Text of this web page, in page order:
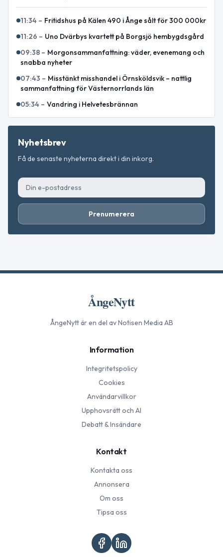
11:34 – Fritidshus på Kälen 490 i Ånge sålt för 300 000kr
11:26 – Uno Dvärbys kvartett på Borgsjö hembygdsgård
09:38 – Morgonsammanfattning: väder, evenemang och
snabba nyheter
07:43 – Misstänkt misshandel i Örnsköldsvik – nattlig
sammanfattning för Västernorrlands län
05:34 – Vandring i Helvetesbrännan
Nyhetsbrev
Få de senaste nyheterna direkt i din inkorg.
Prenumerera
ÅngeNytt
ÅngeNyttär en del av Notisen Media AB
Information
Integritetspolicy
Cookies
Användarvillkor
Upphovsrätt och AI
Debatt & Insändare
Kontakt
Kontakta oss
Annonsera
Om oss
Tipsa oss